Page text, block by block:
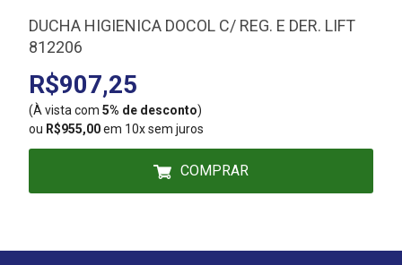
DUCHA HIGIENICA DOCOL C/ REG. E DER. LIFT
812206
R$907,25
(À vista com 5% de desconto)
ou R$955,00em 10x sem juros
COMPRAR